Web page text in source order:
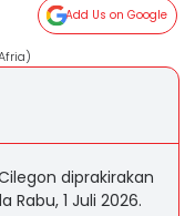
Add Us on Google
diprakirakan
1 Juli 2026.